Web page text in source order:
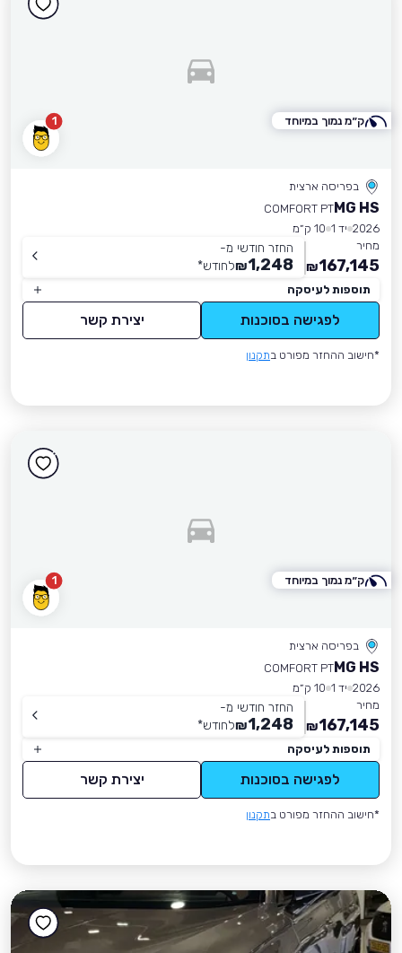
1
בפריסה ארצית
MG HS
COMFORT PT
2026 יד 1
10 ק״מ
מחיר
167,145
₪
החזר חודשי מ-
1,248
₪לחודש*
תוספות לעיסקה
לפגישה בסוכנות יצירת קשר
*חישוב ההחזר מפורט בתקנון
ק״מ נמוך במיוחד
1
בפריסה ארצית
MG HS
COMFORT PT
2026 יד 1
10 ק״מ
מחיר
167,145
₪
החזר חודשי מ-
1,248
₪לחודש*
תוספות לעיסקה
לפגישה בסוכנות יצירת קשר
*חישוב ההחזר מפורט בתקנון
ק״מ נמוך במיוחד